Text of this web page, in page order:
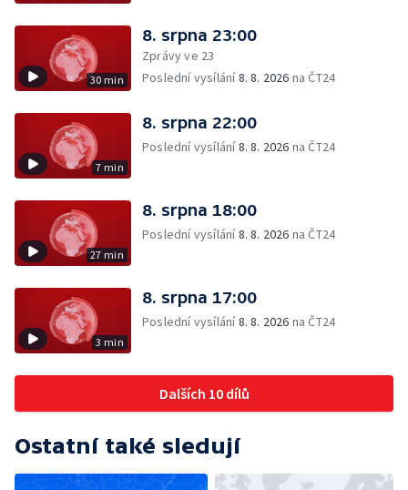
30 min
8. srpna 23:00
Zprávy ve 23
Poslední vysílání8. 8. 2026 na ČT24
7 min
8. srpna 22:00
Poslední vysílání8. 8. 2026 na ČT24
27 min
8. srpna 18:00
Poslední vysílání8. 8. 2026 na ČT24
3 min
8. srpna 17:00
Poslední vysílání8. 8. 2026 na ČT24
Dalších 10 dílů
Ostatní také sledují